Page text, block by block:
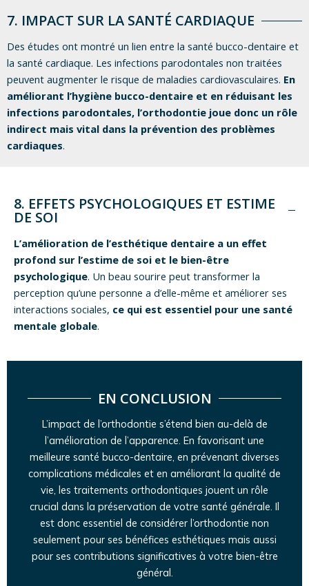
7. IMPACT SUR LA SANTÉ CARDIAQUE
Des études ont montré un lien entre la santé bucco-dentaire et
la santé cardiaque. Les infections parodontales non traitées
peuvent augmenter le risque de maladies cardiovasculaires. En
améliorant l’hygiène bucco-dentaire et en réduisant les
infections parodontales, l’orthodontie joue donc un rôle
indirect mais vital dans la prévention des problèmes
cardiaques.
8. EFFETS PSYCHOLOGIQUES ET ESTIME
DE SOI
L’amélioration de l’esthétique dentaire a un effet
profond sur l’estime de soi et le bien-être
psychologique. Un beau sourire peut transformer la
perception qu’une personne a d’elle-même et améliorer ses
interactions sociales, ce qui est essentiel pour une santé
mentale globale.
EN CONCLUSION
L’impact de l’orthodontie s’étend bien au-delà de
l’amélioration de l’apparence. En favorisant une
meilleure santé bucco-dentaire, en prévenant diverses
complications médicales et en améliorant la qualité de
vie, les traitements orthodontiques jouent un rôle
crucial dans la préservation de votre santé générale. Il
est donc essentiel de considérer l’orthodontie non
seulement pour ses bénéfices esthétiques mais aussi
pour ses contributions significatives à votre bien-être
général.